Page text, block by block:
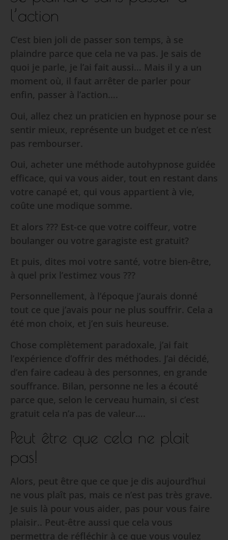
l’action
C’est bien joli de passer son temps, à se
plaindre parce que cela ne va pas. Je sais de
quoi je parle, je l’ai fait aussi… Mais il y a un
moment où, il faut arrêter de parler pour
enfin, passer à l’action….
Oui, allez chez un praticien en hypnose pour se
sentir mieux, représente un budget et ce n’est
pas rembourser.
Oui, acheter une méthode autohypnose guidée
efficace, qui va vous aider, tout en restant dans
votre canapé et, qui vous appartient à vie,
coûte une modique somme.
Et alors ??? Est-ce que votre coiffeur, votre
boulanger ou votre garagiste est gratuit?
Et puis, dites moi votre santé, votre bien-être,
à quel prix l’estimez vous ???
Personnellement, à l’époque j’aurais donné
tout ce que j’avais pour ne plus souffrir. Cela a
été mon choix, et j’en suis heureuse.
Chose complètement paradoxale, j’ai fait
l’expérience d’offrir des méthodes. J’ai décidé,
d’en faire cadeau à des personnes, en grande
souffrance. Bilan, personne ne les a écouté
parce que, selon le cerveau humain, si c’est
gratuit cela n’a pas de valeur….
Peut être que cela ne plait
pas!
Alors, peut être que ce que je dis aujourd’hui
ne vous plaît pas, mais ce n’est pas très grave.
Je suis là pour vous aider, pas pour vous faire
plaisir.. Peut-être aussi que cela vous
permettra de réfléchir à ce que vous voulez